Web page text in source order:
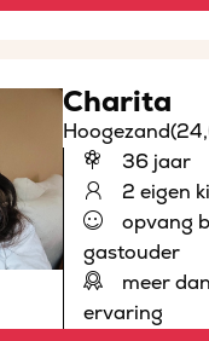
Charita
Hoogezand
36 jaar
2 eigen
opvang
gastouder
meer
ervaring